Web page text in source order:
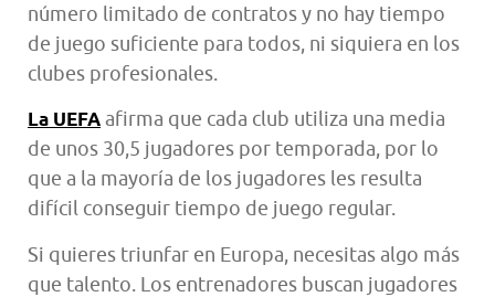
número limitado de contratos y no hay tiempo
de juego suficiente para todos, ni siquiera en los
clubes profesionales.
La UEFA afirma que cada club utiliza una media
de unos 30,5 jugadores por temporada, por lo
que a la mayoría de los jugadores les resulta
difícil conseguir tiempo de juego regular.
Si quieres triunfar en Europa, necesitas algo más
que talento. Los entrenadores buscan jugadores